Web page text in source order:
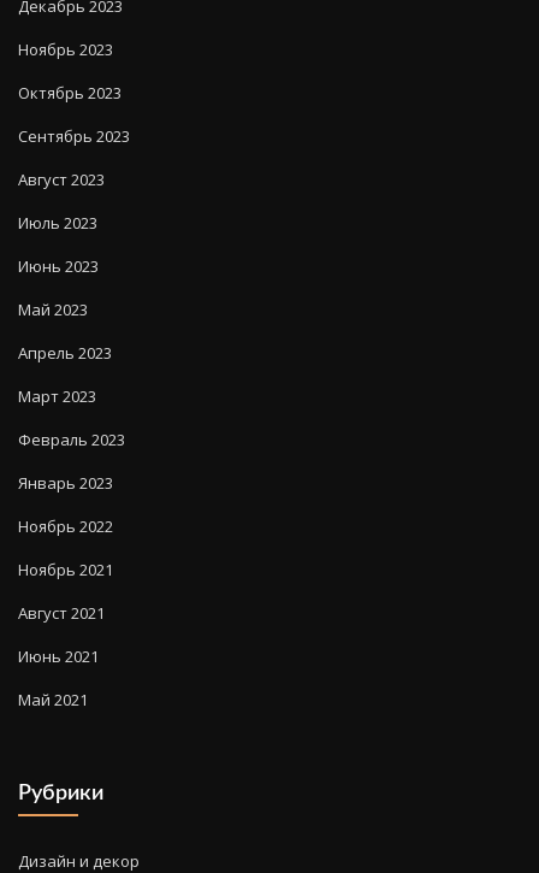
Декабрь 2023
Ноябрь 2023
Октябрь 2023
Сентябрь 2023
Август 2023
Июль 2023
Июнь 2023
Май 2023
Апрель 2023
Март 2023
Февраль 2023
Январь 2023
Ноябрь 2022
Ноябрь 2021
Август 2021
Июнь 2021
Май 2021
Рубрики
Дизайн и декор